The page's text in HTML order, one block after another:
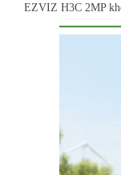
EZVIZ H3C 2MP